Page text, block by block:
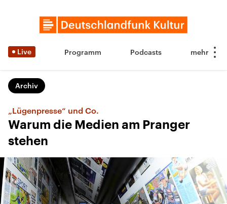
Live Programm Podcasts
Archiv
„Lügenpresse“ und Co.
Warum die Medien am Pranger
stehen